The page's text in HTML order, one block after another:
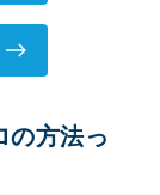
の方法っ